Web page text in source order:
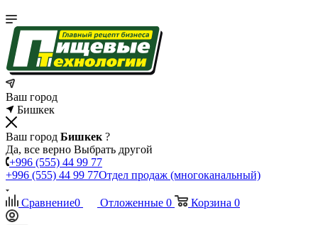
Ваш город
Бишкек
Ваш город Бишкек ?
Да, все верно Выбрать другой
+996 (555) 44 99 77
+996 (555) 44 99 77Отдел продаж (многоканальный)
Сравнение0 Отложенные 0 Корзина 0